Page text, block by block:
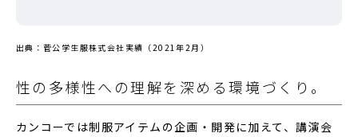
出典：菅公学生服株式会社実績（2021年2月）
性の多様性への理解を深める環境づくり。
カンコーでは制服アイテムの企画・開発に加えて、講演会